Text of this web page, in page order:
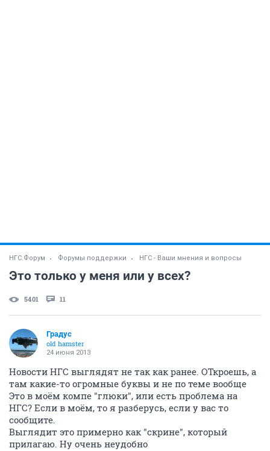
НГС.Форум Форумы поддержки НГС - Ваши мнения и вопросы
Это только у меня или у всех?
5401 11
Градус
old hamster
24 июня 2013
Новости НГС выглядят не так как ранее. ОТкроешь, а
там какие-то огромные буквы и не по теме вообще
Это в моём компе "глюки", или есть проблема на
НГС? Если в моём, то я разберусь, если у вас то
сообщите.
Выглядит это примерно как "скрине", который
прилагаю. Ну очень неудобно